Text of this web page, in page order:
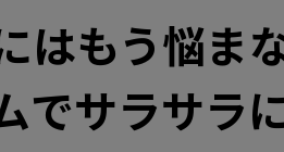
はもう悩ま
でサラサラ